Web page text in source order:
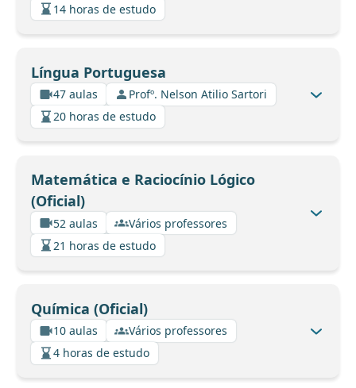
14 horas de estudo
Língua Portuguesa
47 aulas
Profº. Nelson Atilio Sartori
20 horas de estudo
Matemática e Raciocínio Lógico
(Oficial)
52 aulas
Vários professores
21 horas de estudo
Química (Oficial)
10 aulas
Vários professores
4 horas de estudo